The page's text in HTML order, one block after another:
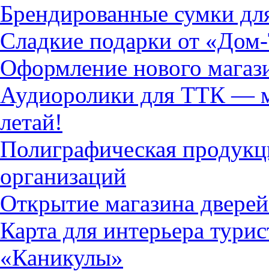
Брендированные сумки
Сладкие подарки от
Оформление нового
Аудиоролики для ТТК —
летай!
Полиграфическая
организаций
Открытие магазина
Карта для интерьера
«Каникулы»